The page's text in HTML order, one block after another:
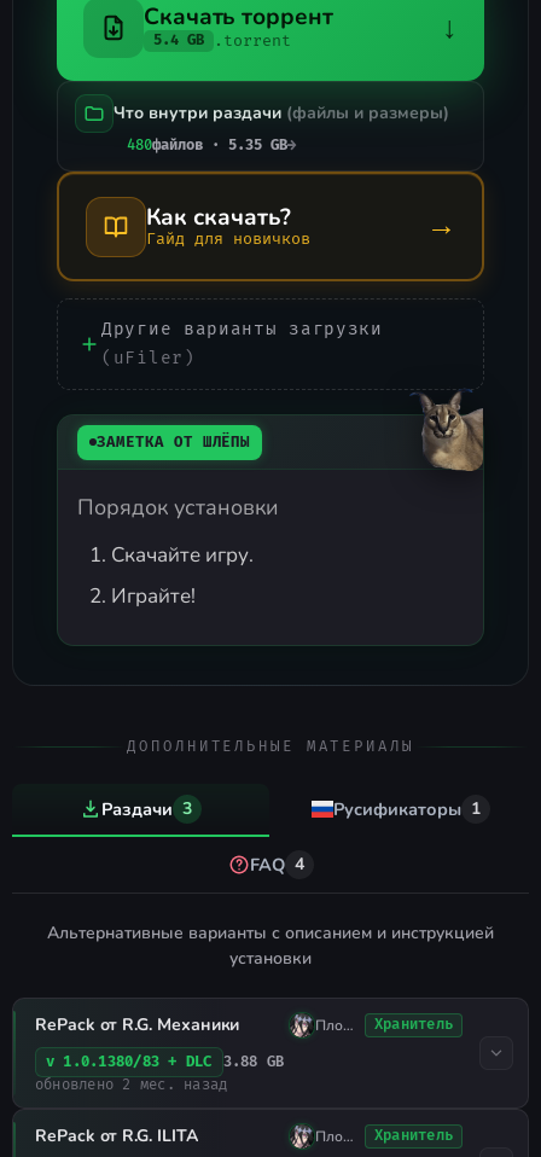
Скачать торрент
5.4 GB .torrent ↓
Что внутри раздачи (файлы и размеры)
480файлов · 5.35 GB→
Как скачать?
Гайд для новичков →
Другие варианты загрузки
(uFiler)
ЗАМЕТКА ОТ ШЛЁПЫ
Порядок установки
Скачайте игру.
Играйте!
ДОПОЛНИТЕЛЬНЫЕ МАТЕРИАЛЫ
Раздачи 3 Русификаторы 1
FAQ 4
Альтернативные варианты с описанием и инструкцией
установки
RePack от R.G. Механики Плохо СпалХранитель
v 1.0.1380/83 + DLC
3.88 GB
обновлено 2 мес. назад
RePack от R.G. ILITA Плохо СпалХранитель